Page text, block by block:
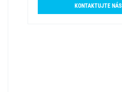
KONTAKTUJTE NÁS